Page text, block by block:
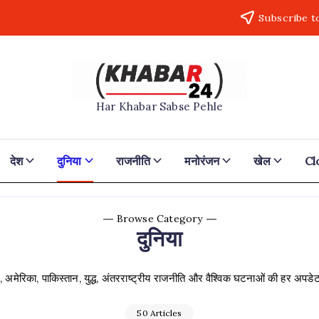
Subscribe
Khabar24
Har Khabar Sabse Pehle
देश दुनिया राजनीति मनोरंजन खेल
Browse Category
दुनिया
अमेरिका, पाकिस्तान, युद्ध, अंतरराष्ट्रीय राजनीति और वैश्विक घटनाओं की हर
50 Articles